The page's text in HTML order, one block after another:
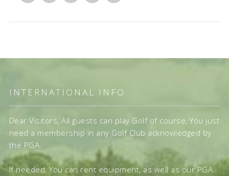
INTERNATIONAL INFO
Dear Visitors, All guests can play Golf of course, You just
need a membership in any Golf Club acknowledged by
the PGA.
If needed, You can rent equipment, as well as our PGA